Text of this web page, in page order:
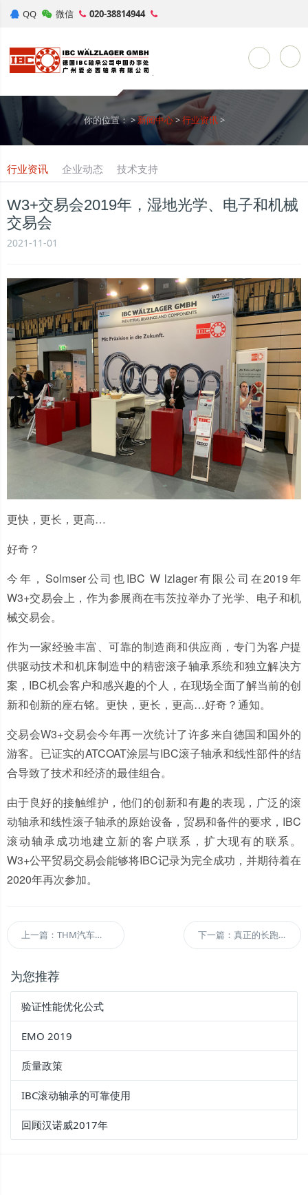
QQ 微信 020-38814944
Toggle
你的位置：>新闻中心>行业资讯>
行业资讯 企业动态 技术支持
W3+交易会2019年，湿地光学、电子和机械
交易会
2021-11-01
更快，更长，更高…
好奇？
今年，Solmser公司也IBC W lzlager有限公司 在2019年
W3+交易会上，作为参展商在韦茨拉举办了光学、电子和机
械交易会。
作为一家经验丰富、可靠的制造商和供应商，专门为客户提
供驱动技术和机床制造中的精密滚子轴承系统和独立解决方
案， IBC机会客户和感兴趣的个人，在现场全面了解当前的创
新和创新的座右铭。 更快，更长，更高…好奇？通知。
交易会W3+交易会今年再一次统计了许多来自德国和国外的
游客。已证实的ATCOAT涂层与IBC滚子轴承和线性部件的结
合导致了技术和经济的最佳组合。
由于良好的接触维护，他们的创新和有趣的表现，广泛的滚
动轴承和线性滚子轴承的原始设备，贸易和备件的要求， IBC
滚动轴承成功地建立新的客户联系，扩大现有的联系。
W3+公平贸易交易会能够将IBC记录为完全成功，并期待着在
2020年再次参加。
上一篇：THM汽车运动队对IBC的感谢 下一篇：真正的长跑选手。
为您推荐
验证性能优化公式
EMO 2019
质量政策
IBC滚动轴承的可靠使用
回顾汉诺威2017年